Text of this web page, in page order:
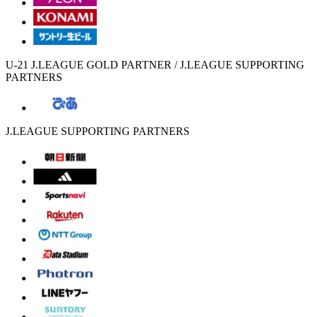
U-21 J.LEAGUE GOLD PARTNER / J.LEAGUE SUPPORTING
PARTNERS
J.LEAGUE SUPPORTING PARTNERS